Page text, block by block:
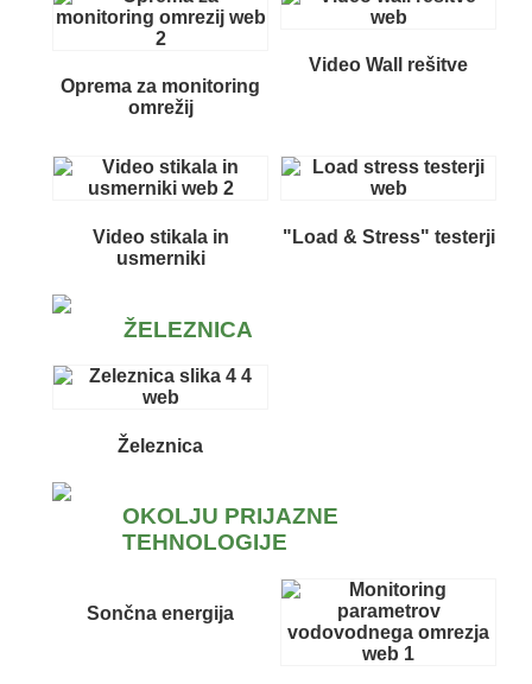
Oprema za monitoring
omrežij
Video Wall rešitve
Video stikala in
usmerniki
"Load & Stress" testerji
ŽELEZNICA
Železnica
OKOLJU PRIJAZNE
TEHNOLOGIJE
Sončna energija